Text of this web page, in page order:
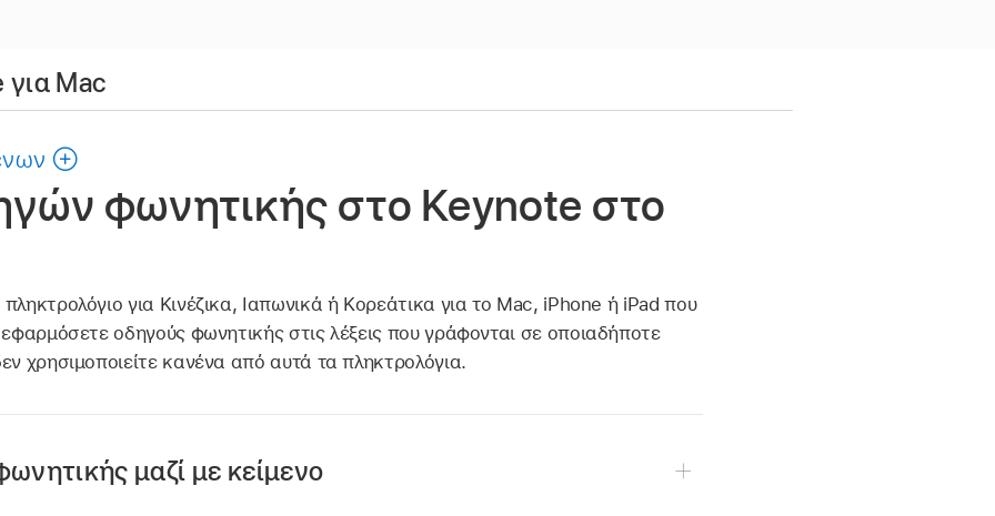
Mac
φωνητικής στο Keynote στο
για Κινέζικα, Ιαπωνικά ή Κορεάτικα για το Mac, iPhone ή iPad που
οδηγούς φωνητικής στις λέξεις που γράφονται σε οποιαδήποτε
χρησιμοποιείτε κανένα από αυτά τα πληκτρολόγια.
μαζί με κείμενο